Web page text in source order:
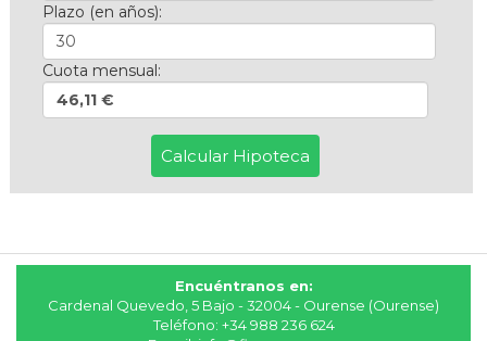
Plazo (en años):
Cuota mensual:
46,11 €
Encuéntranos en:
Cardenal Quevedo, 5 Bajo - 32004 - Ourense (Ourense)
Teléfono: +34 988 236 624